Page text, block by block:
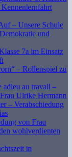
– Unsere Schule
und
7a im Einsatz
– Rollenspiel zu
adieu au travail –
Ulrike Hermann
– Verabschiedung
von Frau
wohlverdienten
in